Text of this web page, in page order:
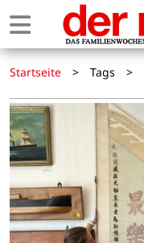
Startseite > Tags >